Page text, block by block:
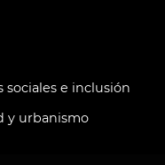
sociales e inclusión
y urbanismo